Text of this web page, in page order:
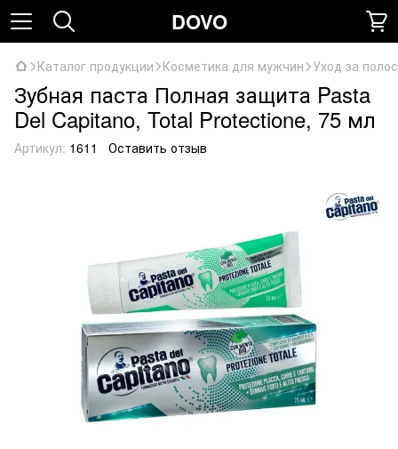
DOVO
Каталог продукции Косметика для мужчин Уход за
Зубная паста Полная защита Pasta
Del Capitano, Total Protectione, 75 мл
Артикул: 1611 Оставить отзыв